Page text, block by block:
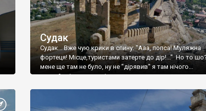
Судак
Судак... Вже чую крики в спину: "Ааа, попса! Муляжна
фортеця! Місце,туристами затерте до дір!..." Но то
мене ще там не було, ну не "дірявив" я там нічого...
принаймні до цього літа.